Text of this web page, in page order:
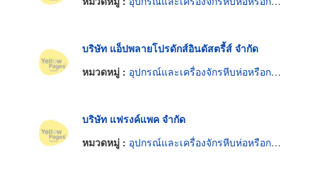
บริษัท แอ็ปพลายโปรดักส์อินดัสตรี้ส์ จำกัด
หมวดหมู่ : อุปกรณ์และเครื่องจักรหีบห่อหรือกล่องสินค้า
บริษัท แฟรงค์แพค จำกัด
หมวดหมู่ : อุปกรณ์และเครื่องจักรหีบห่อหรือกล่องสินค้า